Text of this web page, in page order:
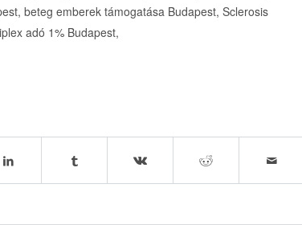
beteg emberek támogatása Budapest, Sclerosis
adó 1% Budapest,